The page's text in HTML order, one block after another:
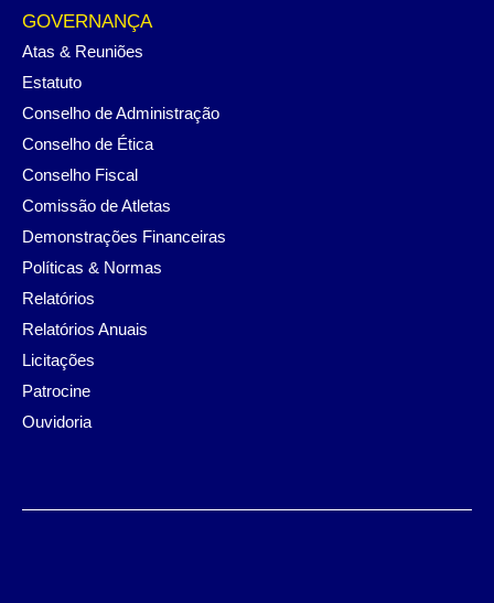
GOVERNANÇA
Atas & Reuniões
Estatuto
Conselho de Administração
Conselho de Ética
Conselho Fiscal
Comissão de Atletas
Demonstrações Financeiras
Políticas & Normas
Relatórios
Relatórios Anuais
Licitações
Patrocine
Ouvidoria